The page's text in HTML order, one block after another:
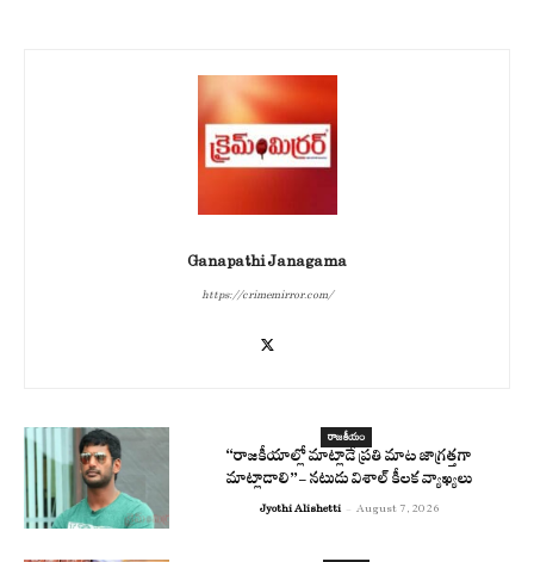
Ganapathi Janagama
https://crimemirror.com/
రాజకీయం
“రాజకీయాల్లో మాట్లాడే ప్రతి మాట జాగ్రత్తగా
మాట్లాడాలి”- నటుడు విశాల్ కీలక వ్యాఖ్యలు
Jyothi Alishetti - August 7, 2026